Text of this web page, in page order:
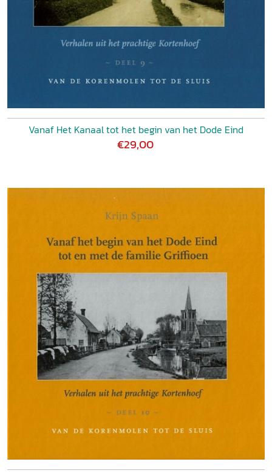
Vanaf Het Kanaal tot het begin van het Dode Eind
€29,00